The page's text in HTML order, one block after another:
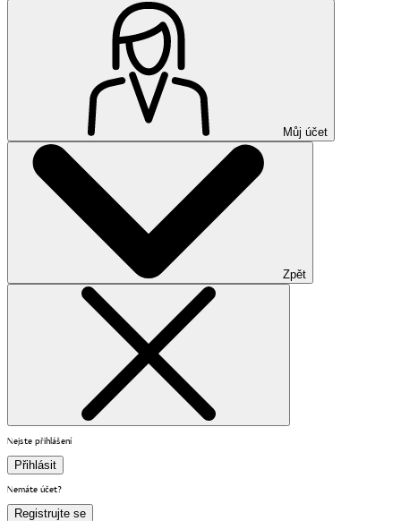
Můj účet
Zpět
Nejste přihlášení
Přihlásit
Nemáte účet?
Registrujte se